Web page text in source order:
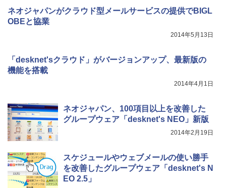
ネオジャパンがクラウド型メールサービスの提供でBIGL
OBEと協業
2014年5月13日
「desknet'sクラウド」がバージョンアップ、最新版の
機能を搭載
2014年4月1日
ネオジャパン、100項目以上を改善した
グループウェア「desknet's NEO」新版
2014年2月19日
スケジュールやウェブメールの使い勝手
を改善したグループウェア「desknet's N
EO 2.5」